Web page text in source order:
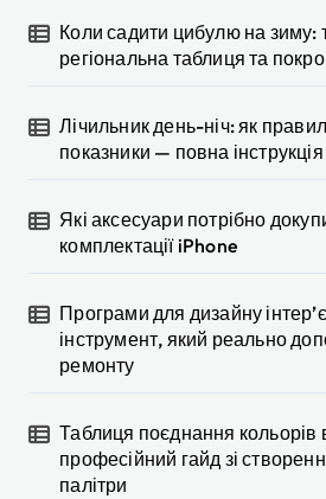
Коли садити цибулю на зиму:
регіональна таблиця та
Лічильник день-ніч: як
показники — повна
Які аксесуари потрібно
комплектації iPhone
Програми для дизайну
інструмент, який реально
ремонту
Таблиця поєднання кольорів в
професійний гайд зі
палітри